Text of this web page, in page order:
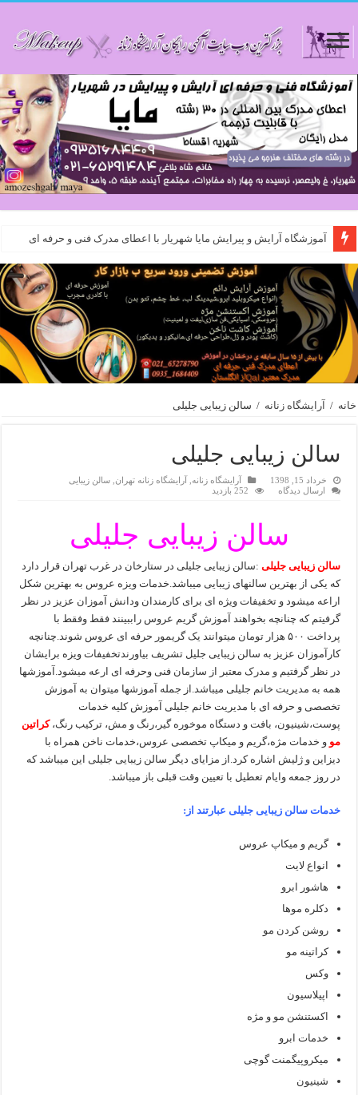
آموزشگاه آرایش و پیرایش مایا شهریار با اعطای مدرک فنی و حرفه ای
خانه / آرایشگاه زنانه / سالن زیبایی جلیلی
سالن زیبایی جلیلی
خرداد 15, 1398 آرایشگاه زنانه ,آرایشگاه زنانه تهران ,سالن زیبایی
ارسال دیدگاه
252 بازدید
سالن زیبایی جلیلی
سالن زیبایی جلیلی :سالن زیبایی جلیلی در ستارخان در غرب تهران قرار دارد
که یکی از بهترین سالنهای زیبایی میباشد.خدمات ویزه عروس به بهترین شکل
اراعه میشود و تخفیفات ویژه ای برای کارمندان ودانش آموزان عزیز در نظر
گرفیتم که چنانچه بخواهند آموزش گریم عروس راببینند فقط وفقط با
پرداخت ۵۰۰ هزار تومان میتوانند یک گریمور حرفه ای عروس شوند.چنانچه
کارآموزان عزیز به سالن زیبایی جلیل تشریف بیاورندتخفیفات ویزه برایشان
در نظر گرفتیم و مدرک معتبر از سازمان فنی وحرفه ای ارعه میشود.آموزشها
همه به مدیریت خانم جلیلی میباشد.از جمله آموزشها میتوان به آموزش
تخصصی و حرفه ای با مدیریت خانم جلیلی آموزش کلیه خدمات
پوست،شینیون، بافت و دستگاه موخوره گیر،رنگ و مش، ترکیب رنگ، کراتین
مو و خدمات مژه،گریم و میکاپ تخصصی عروس،خدمات ناخن همراه با
دیزاین و ژلیش اشاره کرد.از مزایای دیگر سالن زیبایی جلیلی این میباشد که
در روز جمعه وایام تعطیل با تعیین وقت قبلی باز میباشد.
خدمات سالن زیبایی جلیلی عبارتند از:
گریم و میکاپ عروس
انواع لایت
هاشور ابرو
دکلره موها
روشن کردن مو
کراتینه مو
وکس
اپیلاسیون
اکستنشن مو و مژه
خدمات ابرو
میکروپیگمنت گوچی
شینیون